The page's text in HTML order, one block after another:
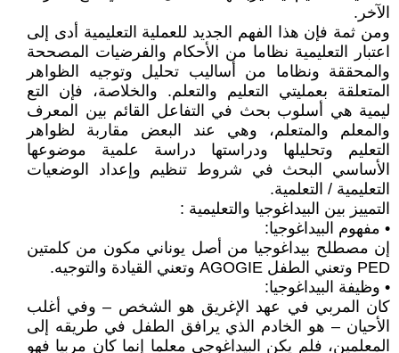
الآخر.
ومن ثمة فإن هذا الفهم الجديد للعملية التعليمية أدى إلى
اعتبار التعليمية نظاما من الأحكام والفرضيات المصححة
والمحققة ونظاما من أساليب تحليل وتوجيه الظواهر
المتعلقة بعمليتي التعليم والتعلم. والخلاصة، فإن التع
ليمية هي أسلوب بحث في التفاعل القائم بين المعرف
والمعلم والمتعلم، وهي عند البعض مقاربة لظواهر
التعليم وتحليلها ودراستها دراسة علمية موضوعها
الأساسي البحث في شروط تنظيم وإعداد الوضعيات
التعليمية / التعلمية.
التمييز بين البيداغوجيا والتعليمية :
• مفهوم البيداغوجيا:
إن مصطلح بيداغوجيا من أصل يوناني مكون من كلمتين
PED وتعني الطفل AGOGIE وتعني القيادة والتوجيه.
• وظيفة البيداغوجيا:
كان المربي في عهد الإغريق هو الشخص – وفي أغلب
الأحيان – هو الخادم الذي يرافق الطفل في طريقه إلى
المعلمين، فلم يكن البيداغوجي معلما إنما كان مربيا فهو